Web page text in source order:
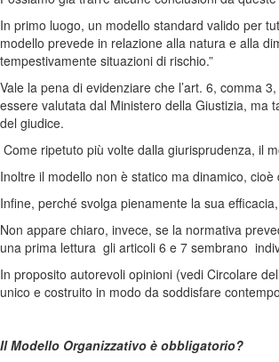
In primo luogo, un modello standard valido per
modello prevede in relazione alla natura e alla
tempestivamente situazioni di rischio.”
Vale la pena di evidenziare che l’art. 6, comma
essere valutata dal Ministero della Giustizia, ma
del giudice.
Come ripetuto più volte dalla giurisprudenza, il
Inoltre il modello non è statico ma dinamico,
Infine, perché svolga pienamente la sua
Non appare chiaro, invece, se la normativa
una prima lettura gli articoli 6 e 7 sembrano
In proposito autorevoli opinioni (vedi Circolare
unico e costruito in modo da soddisfare
Il Modello Organizzativo è obbligatorio?